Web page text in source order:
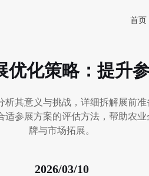
首页
优化策略：提升
其意义与挑战，详细拆解展前
参展方案的评估方法，帮助农
牌与市场拓展。
2026/03/10